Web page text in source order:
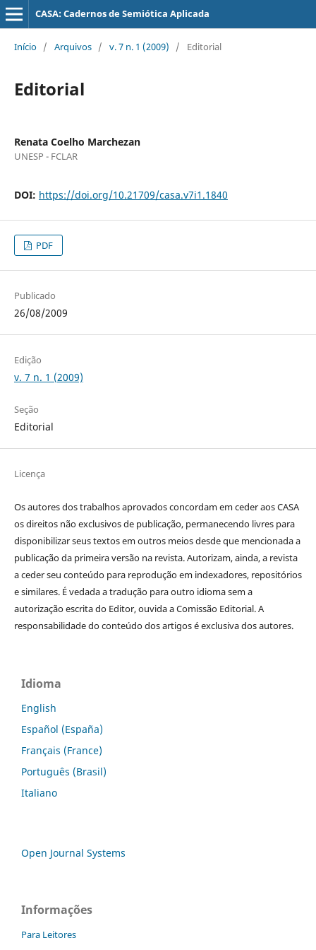
CASA: Cadernos de Semiótica Aplicada
Início / Arquivos / v. 7 n. 1 (2009) / Editorial
Editorial
Renata Coelho Marchezan
UNESP - FCLAR
DOI: https://doi.org/10.21709/casa.v7i1.1840
PDF
Publicado
26/08/2009
Edição
v. 7 n. 1 (2009)
Seção
Editorial
Licença
Os autores dos trabalhos aprovados concordam em ceder aos CASA
os direitos não exclusivos de publicação, permanecendo livres para
disponibilizar seus textos em outros meios desde que mencionada a
publicação da primeira versão na revista. Autorizam, ainda, a revista
a ceder seu conteúdo para reprodução em indexadores, repositórios
e similares. É vedada a tradução para outro idioma sem a
autorização escrita do Editor, ouvida a Comissão Editorial. A
responsabilidade do conteúdo dos artigos é exclusiva dos autores.
Idioma
English
Español (España)
Français (France)
Português (Brasil)
Italiano
Open Journal Systems
Informações
Para Leitores